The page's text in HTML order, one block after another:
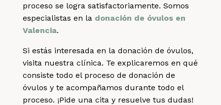
proceso se logra satisfactoriamente. Somos
especialistas en la donación de óvulos en
Valencia.
Si estás interesada en la donación de óvulos,
visita nuestra clínica. Te explicaremos en qué
consiste todo el proceso de donación de
óvulos y te acompañamos durante todo el
proceso. ¡Pide una cita y resuelve tus dudas!